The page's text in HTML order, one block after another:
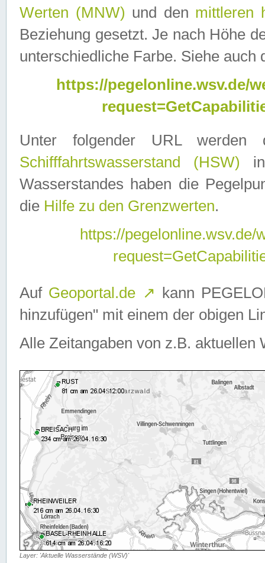
Werten (MNW) und den mittleren
Beziehung gesetzt. Je nach Höhe
unterschiedliche Farbe. Siehe auch
https://pegelonline.wsv.de/
Unter folgender URL
Schifffahrtswasserstand (HSW)
Wasserstandes haben die
die Hilfe zu den Grenzwerten.
https://
Auf Geoportal.de ↗ kann
hinzufügen" mit einem der obigen
Alle Zeitangaben von z.B. aktuellen
Layer: 'Aktuelle Wasserstände (WSV)'